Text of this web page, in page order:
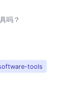
吗？
tools